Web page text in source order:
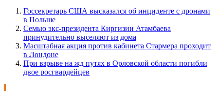
Госсекретарь США высказался об инциденте с дронами
в Польше
Семью экс-президента Киргизии Атамбаева
принудительно выселяют из дома
Масштабная акция против кабинета Стармера проходит
в Лондоне
При взрыве на жд путях в Орловской области погибли
двое росгвардейцев